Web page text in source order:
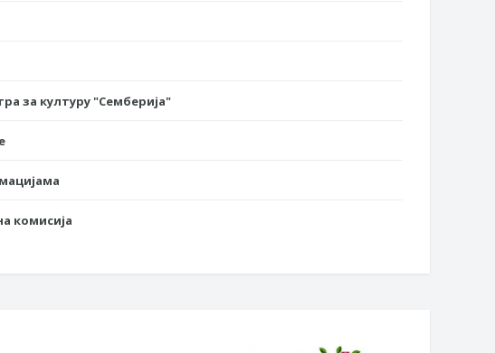
за културу "Семберија"
комисија